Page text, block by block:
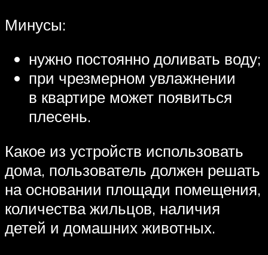
Минусы:
нужно постоянно доливать воду;
при чрезмерном увлажнении
в квартире может появиться
плесень.
Какое из устройств использовать
дома, пользователь должен решать
на основании площади помещения,
количества жильцов, наличия
детей и домашних животных.